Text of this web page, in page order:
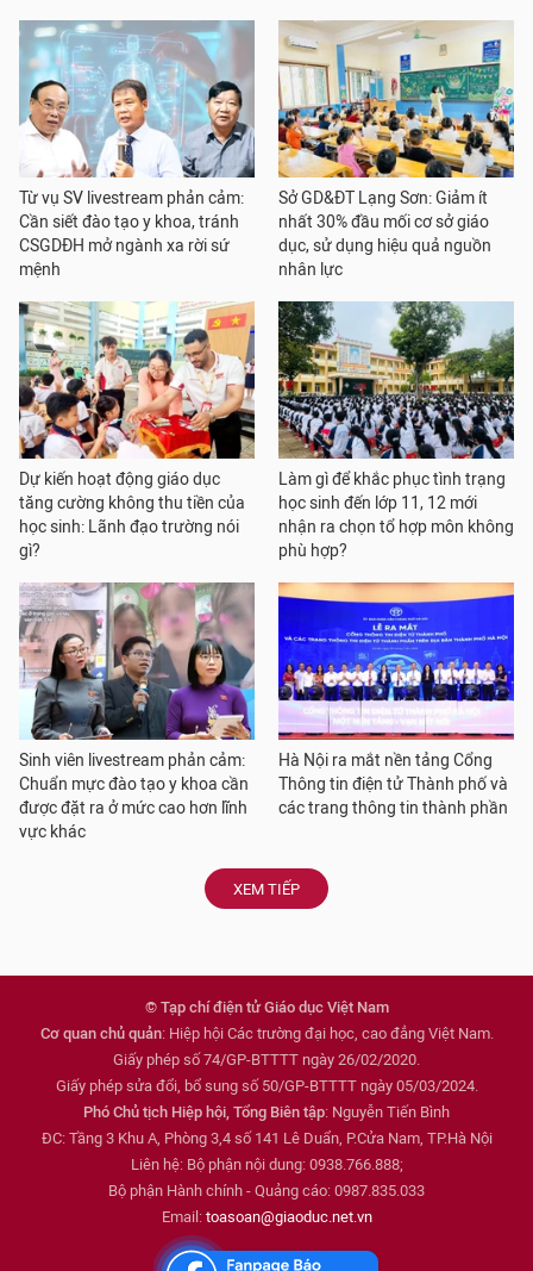
Từ vụ SV livestream phản cảm:
Cần siết đào tạo y khoa, tránh
CSGDĐH mở ngành xa rời sứ
mệnh
Sở GD&ĐT Lạng Sơn: Giảm ít
nhất 30% đầu mối cơ sở giáo
dục, sử dụng hiệu quả nguồn
nhân lực
Dự kiến hoạt động giáo dục
tăng cường không thu tiền của
học sinh: Lãnh đạo trường nói
gì?
Làm gì để khắc phục tình trạng
học sinh đến lớp 11, 12 mới
nhận ra chọn tổ hợp môn không
phù hợp?
Sinh viên livestream phản cảm:
Chuẩn mực đào tạo y khoa cần
được đặt ra ở mức cao hơn lĩnh
vực khác
Hà Nội ra mắt nền tảng Cổng
Thông tin điện tử Thành phố và
các trang thông tin thành phần
XEM TIẾP
© Tạp chí điện tử Giáo dục Việt Nam
Cơ quan chủ quản: Hiệp hội Các trường đại học, cao đẳng Việt Nam.
Giấy phép số 74/GP-BTTTT ngày 26/02/2020.
Giấy phép sửa đổi, bổ sung số 50/GP-BTTTT ngày 05/03/2024.
Phó Chủ tịch Hiệp hội, Tổng Biên tập: Nguyễn Tiến Bình
ĐC: Tầng 3 Khu A, Phòng 3,4 số 141 Lê Duẩn, P.Cửa Nam, TP.Hà Nội
Liên hệ: Bộ phận nội dung: 0938.766.888;
Bộ phận Hành chính - Quảng cáo: 0987.835.033
Email: toasoan@giaoduc.net.vn